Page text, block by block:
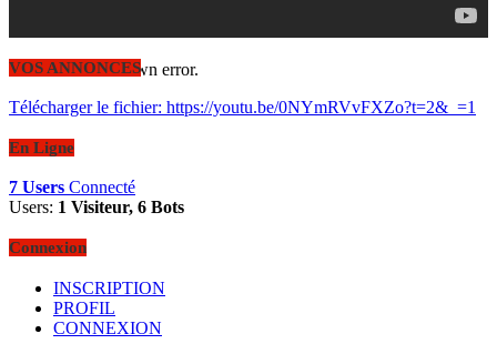
Code 150: Unknown error.
Télécharger le fichier: https://youtu.be/0NYmRVvFXZo?t=2&_=1
VOS ANNONCES
En Ligne
7 Users Connecté
Users: 1 Visiteur, 6 Bots
Connexion
INSCRIPTION
PROFIL
CONNEXION